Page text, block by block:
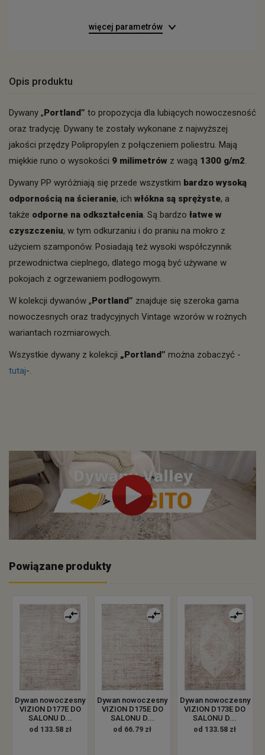
więcej parametrów
Opis produktu
Dywany „Portland” to propozycja dla lubiących nowoczesność
oraz tradycję. Dywany te zostały wykonane z najwyższej
jakości przędzy Polipropylen z połączeniem poliestru. Mają
miękkie runo o wysokości 9 milimetrów z wagą 1300 g/m2.
Dywany PP wyróżniają się przede wszystkim bardzo wysoką
odpornością na ścieranie, ich włókna są sprężyste, a
także odporne na odkształcenia. Są bardzo łatwe w
czyszczeniu, w tym odkurzaniu i do praniu na mokro z
użyciem szamponów. Posiadają też wysoki współczynnik
przewodnictwa cieplnego, dlatego mogą być używane w
pokojach z ogrzewaniem podłogowym.
W kolekcji dywanów „Portland” znajduje się szeroka gama
nowoczesnych oraz tradycyjnych Vintage wzorów w rożnych
wariantach rozmiarowych.
Wszystkie dywany z kolekcji „Portland” można zobaczyć -
tutaj-.
Powiązane produkty
Dywan nowoczesny
VIZION D177E DO
SALONU D...
od 133.58 zł
Dywan nowoczesny
VIZION D175E DO
SALONU D...
od 66.79 zł
Dywan nowoczesny
VIZION D173E DO
SALONU D...
od 133.58 zł